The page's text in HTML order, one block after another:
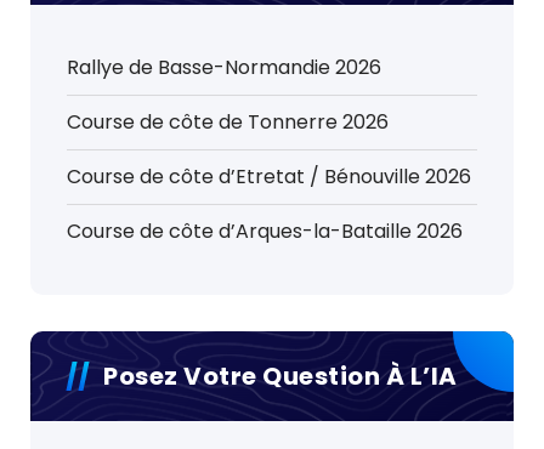
Rallye de Basse-Normandie 2026
Course de côte de Tonnerre 2026
Course de côte d’Etretat / Bénouville 2026
Course de côte d’Arques-la-Bataille 2026
Posez Votre Question À L’IA